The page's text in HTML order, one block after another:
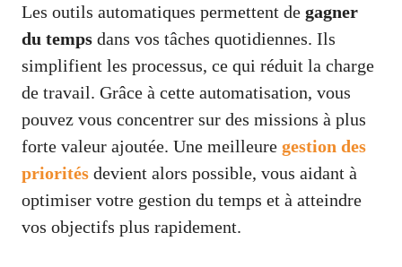
Les outils automatiques permettent de gagner
du temps dans vos tâches quotidiennes. Ils
simplifient les processus, ce qui réduit la charge
de travail. Grâce à cette automatisation, vous
pouvez vous concentrer sur des missions à plus
forte valeur ajoutée. Une meilleure gestion des
priorités devient alors possible, vous aidant à
optimiser votre gestion du temps et à atteindre
vos objectifs plus rapidement.